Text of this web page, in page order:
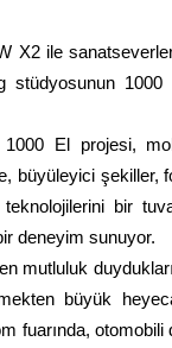
X2 ile
stüdyosunun 1000
1000 El projesi,
büyüleyici şekiller,
bir
deneyim sunuyor.
mutluluk
büyük
fuarında, otomobili